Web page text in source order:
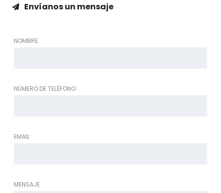
Envíanos un mensaje
NOMBRE:
NÚMERO DE TELÉFONO:
EMAIL:
MENSAJE